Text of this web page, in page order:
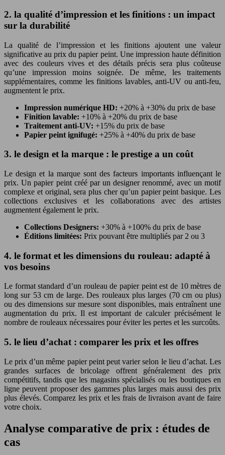
2. la qualité d’impression et les finitions : un impact
sur la durabilité
La qualité de l’impression et les finitions ajoutent une valeur
significative au prix du papier peint. Une impression haute définition
avec des couleurs vives et des détails précis sera plus coûteuse
qu’une impression moins soignée. De même, les traitements
supplémentaires, comme les finitions lavables, anti-UV ou anti-feu,
augmentent le prix.
Impression numérique HD: +20% à +30% du prix de base
Finition lavable: +10% à +20% du prix de base
Traitement anti-UV: +15% du prix de base
Papier peint ignifugé: +25% à +40% du prix de base
3. le design et la marque : le prestige a un coût
Le design et la marque sont des facteurs importants influençant le
prix. Un papier peint créé par un designer renommé, avec un motif
complexe et original, sera plus cher qu’un papier peint basique. Les
collections exclusives et les collaborations avec des artistes
augmentent également le prix.
Collections Designers: +30% à +100% du prix de base
Éditions limitées: Prix pouvant être multipliés par 2 ou 3
4. le format et les dimensions du rouleau: adapté à
vos besoins
Le format standard d’un rouleau de papier peint est de 10 mètres de
long sur 53 cm de large. Des rouleaux plus larges (70 cm ou plus)
ou des dimensions sur mesure sont disponibles, mais entraînent une
augmentation du prix. Il est important de calculer précisément le
nombre de rouleaux nécessaires pour éviter les pertes et les surcoûts.
5. le lieu d’achat : comparer les prix et les offres
Le prix d’un même papier peint peut varier selon le lieu d’achat. Les
grandes surfaces de bricolage offrent généralement des prix
compétitifs, tandis que les magasins spécialisés ou les boutiques en
ligne peuvent proposer des gammes plus larges mais aussi des prix
plus élevés. Comparez les prix et les frais de livraison avant de faire
votre choix.
Analyse comparative de prix : études de
cas